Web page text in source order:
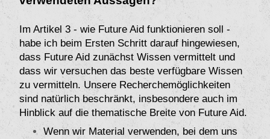
Im Artikel 3 - wie Future Aid funktionieren soll -
habe ich beim Ersten Schritt darauf hingewiesen,
dass Future Aid zunächst Wissen vermittelt und
dass wir versuchen das beste verfügbare Wissen
zu vermitteln. Unsere Recherchemöglichkeiten
sind natürlich beschränkt, insbesondere auch im
Hinblick auf die thematische Breite von Future Aid.
Wenn wir Material verwenden, bei dem uns